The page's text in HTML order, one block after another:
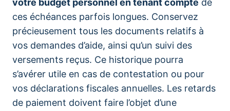
votre budget personnel en tenant compte de
ces échéances parfois longues. Conservez
précieusement tous les documents relatifs à
vos demandes d’aide, ainsi qu’un suivi des
versements reçus. Ce historique pourra
s’avérer utile en cas de contestation ou pour
vos déclarations fiscales annuelles. Les retards
de paiement doivent faire l’objet d’une